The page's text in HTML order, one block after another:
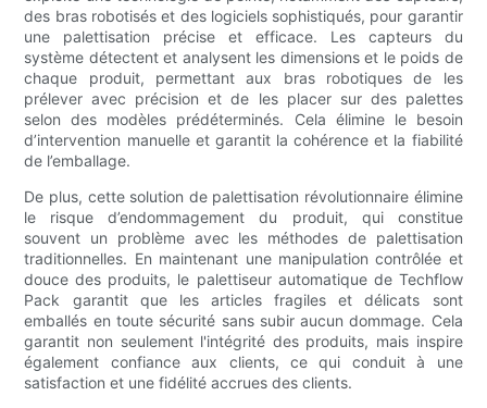
des bras robotisés et des logiciels sophistiqués, pour garantir
une palettisation précise et efficace. Les capteurs du
système détectent et analysent les dimensions et le poids de
chaque produit, permettant aux bras robotiques de les
prélever avec précision et de les placer sur des palettes
selon des modèles prédéterminés. Cela élimine le besoin
d’intervention manuelle et garantit la cohérence et la fiabilité
de l’emballage.
De plus, cette solution de palettisation révolutionnaire élimine
le risque d’endommagement du produit, qui constitue
souvent un problème avec les méthodes de palettisation
traditionnelles. En maintenant une manipulation contrôlée et
douce des produits, le palettiseur automatique de Techflow
Pack garantit que les articles fragiles et délicats sont
emballés en toute sécurité sans subir aucun dommage. Cela
garantit non seulement l'intégrité des produits, mais inspire
également confiance aux clients, ce qui conduit à une
satisfaction et une fidélité accrues des clients.